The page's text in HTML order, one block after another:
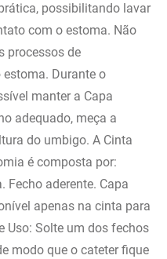
possibilitando lavar
com o estoma. Não
processos de
Durante o
manter a Capa
adequado, meça a
do umbigo. A Cinta
é composta por:
Fecho aderente. Capa
apenas na cinta para
Uso: Solte um dos fechos
modo que o cateter fique